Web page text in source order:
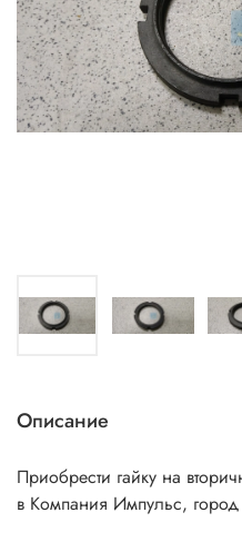
Описание
Приобрести гайку на
в Компания Импульс,